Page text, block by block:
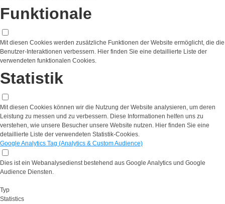
Funktionale
Mit diesen Cookies werden zusätzliche Funktionen der Website ermöglicht, die die
Benutzer-Interaktionen verbessern. Hier finden Sie eine detaillierte Liste der
verwendeten funktionalen Cookies.
Statistik
Mit diesen Cookies können wir die Nutzung der Website analysieren, um deren
Leistung zu messen und zu verbessern. Diese Informationen helfen uns zu
verstehen, wie unsere Besucher unsere Website nutzen. Hier finden Sie eine
detaillierte Liste der verwendeten Statistik-Cookies.
Google Analytics Tag (Analytics & Custom Audience)
Dies ist ein Webanalysedienst bestehend aus Google Analytics und Google
Audience Diensten.
Typ
Statistics